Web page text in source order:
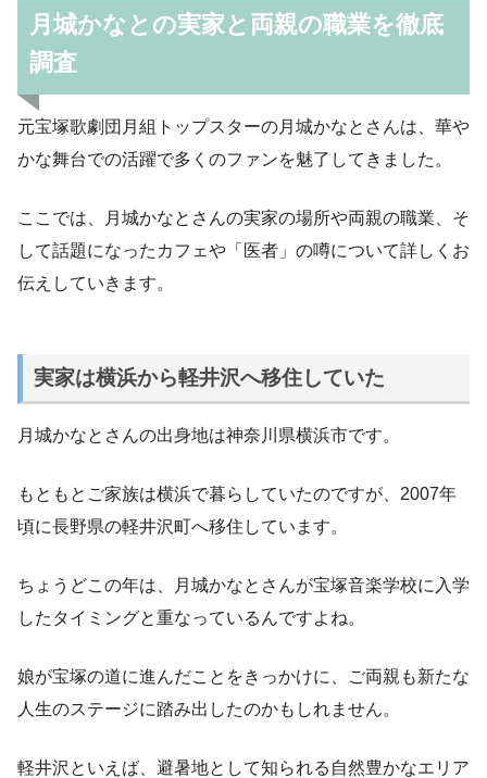
月城かなとの実家と両親の職業を徹底
調査
元宝塚歌劇団月組トップスターの月城かなとさんは、華や
かな舞台での活躍で多くのファンを魅了してきました。
ここでは、月城かなとさんの実家の場所や両親の職業、そ
して話題になったカフェや「医者」の噂について詳しくお
伝えしていきます。
実家は横浜から軽井沢へ移住していた
月城かなとさんの出身地は神奈川県横浜市です。
もともとご家族は横浜で暮らしていたのですが、2007年
頃に長野県の軽井沢町へ移住しています。
ちょうどこの年は、月城かなとさんが宝塚音楽学校に入学
したタイミングと重なっているんですよね。
娘が宝塚の道に進んだことをきっかけに、ご両親も新たな
人生のステージに踏み出したのかもしれません。
軽井沢といえば、避暑地として知られる自然豊かなエリア